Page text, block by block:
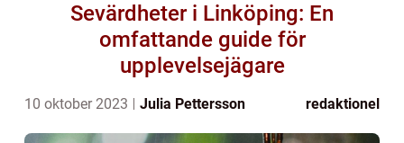
Sevärdheter i Linköping: En
omfattande guide för
upplevelsejägare
10 oktober 2023 Julia Pettersson redaktionel